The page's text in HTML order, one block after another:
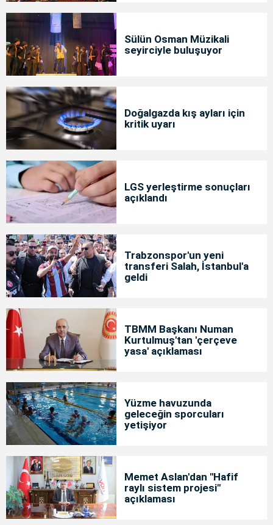
Sülün Osman Müzikali
seyirciyle buluşuyor
Doğalgazda kış ayları için
kritik uyarı
LGS yerleştirme sonuçları
açıklandı
Trabzonspor'un yeni
transferi Salah, İstanbul'a
geldi
TBMM Başkanı Numan
Kurtulmuş'tan 'çerçeve
yasa' açıklaması
Yüzme havuzunda
geleceğin sporcuları
yetişiyor
Memet Aslan'dan "Hafif
raylı sistem projesi"
açıklaması